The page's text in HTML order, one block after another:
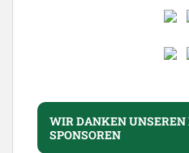
WIR DANKEN UNSEREN
SPONSOREN